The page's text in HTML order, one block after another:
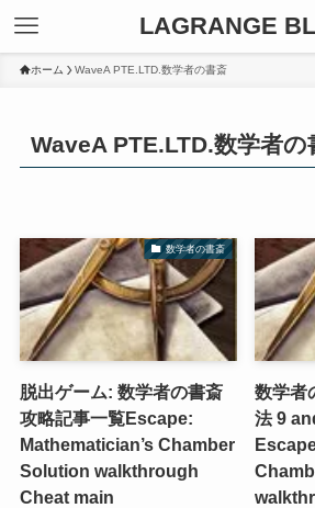
LAGRANGE
ホーム WaveA PTE.LTD.数学者の書斎
WaveA PTE.LTD.数学者の
数学者の書斎
脱出ゲーム: 数学者の書斎
攻略記事一覧Escape:
Mathematician’s Chamber
Solution walkthrough
Cheat main
数学者
法 9